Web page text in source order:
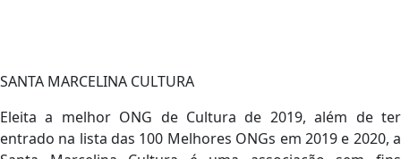
SANTA MARCELINA CULTURA
Eleita a melhor ONG de Cultura de 2019, além de ter
entrado na lista das 100 Melhores ONGs em 2019 e 2020, a